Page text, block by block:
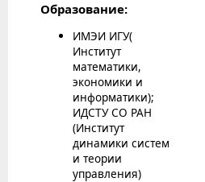
Образование:
ИМЭИ ИГУ(
Институт
математики,
экономики и
информатики);
ИДСТУ СО РАН
(Институт
динамики систем
и теории
управления)